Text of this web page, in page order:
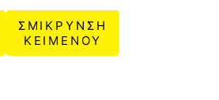
ΣΜΙΚΡΥΝΣΗ
ΚΕΙΜΕΝΟΥ